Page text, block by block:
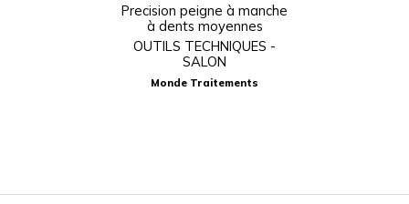
Precision peigne à manche
à dents moyennes
OUTILS TECHNIQUES -
SALON
Monde Traitements